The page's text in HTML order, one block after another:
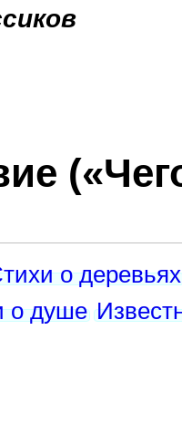
о деревьях
о душе